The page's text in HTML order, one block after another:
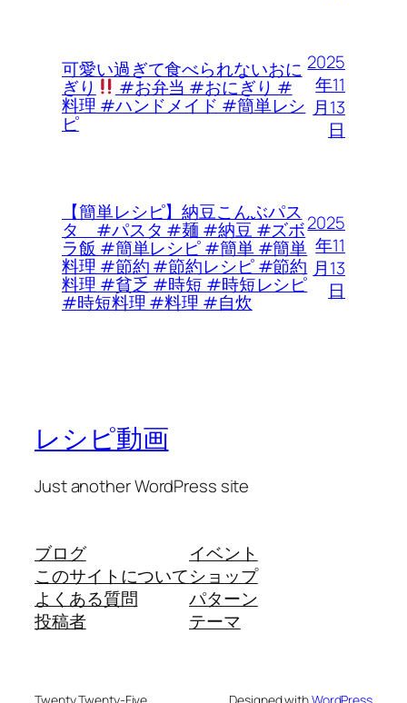
可愛い過ぎて食べられないおに
ぎり #お弁当 #おにぎり #
料理 #ハンドメイド #簡単レシ
ピ
2025
年11
月13
日
【簡単レシピ】納豆こんぶパス
タ #パスタ #麺 #納豆 #ズボ
ラ飯 #簡単レシピ #簡単 #簡単
料理 #節約 #節約レシピ #節約
料理 #貧乏 #時短 #時短レシピ
#時短料理 #料理 #自炊
2025
年11
月13
日
レシピ動画
Just another WordPress site
ブログ
このサイトについて
よくある質問
投稿者
イベント
ショップ
パターン
テーマ
Twenty Twenty-Five Designed withWordPress